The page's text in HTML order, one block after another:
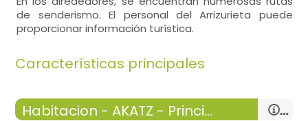
de senderismo. El personal del Arrizurieta puede
proporcionar información turística.
Características principales
Habitacion - AKATZ - Principal